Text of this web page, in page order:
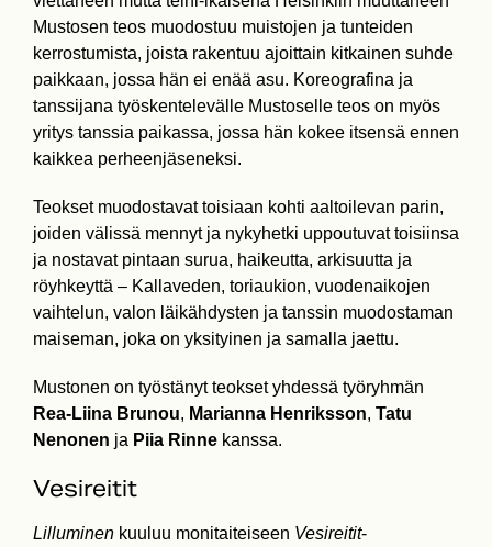
Mustosen teos muodostuu muistojen ja tunteiden
kerrostumista, joista rakentuu ajoittain kitkainen suhde
paikkaan, jossa hän ei enää asu. Koreografina ja
tanssijana työskentelevälle Mustoselle teos on myös
yritys tanssia paikassa, jossa hän kokee itsensä ennen
kaikkea perheenjäseneksi.
Teokset muodostavat toisiaan kohti aaltoilevan parin,
joiden välissä mennyt ja nykyhetki uppoutuvat toisiinsa
ja nostavat pintaan surua, haikeutta, arkisuutta ja
röyhkeyttä – Kallaveden, toriaukion, vuodenaikojen
vaihtelun, valon läikähdysten ja tanssin muodostaman
maiseman, joka on yksityinen ja samalla jaettu.
Mustonen on työstänyt teokset yhdessä työryhmän
Rea-Liina Brunou, Marianna Henriksson, Tatu
Nenonen ja Piia Rinne kanssa.
Vesireitit
Lilluminen kuuluu monitaiteiseen Vesireitit-